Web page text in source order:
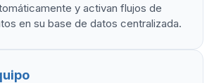
y activan flujos de
en su base de datos centralizada.